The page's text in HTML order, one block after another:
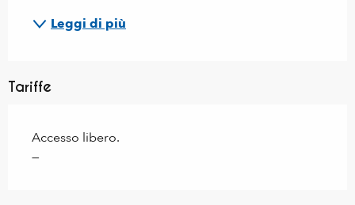
Leggi di più
Tariffe
Accesso libero.
—